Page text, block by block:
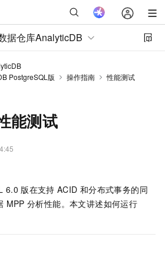
据仓库AnalyticDB
PostgreSQL版
操作指南
性能测试
能测试
6.0 版在支持 ACID 和分布式事务的同
MPP 分析性能。本文讲述如何运行